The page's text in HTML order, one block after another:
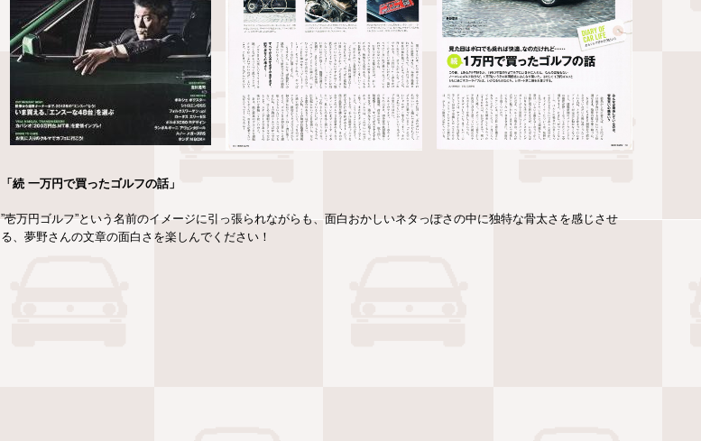
「続 一万円で買ったゴルフの話」
”壱万円ゴルフ”という名前のイメージに引っ張られながらも、面白おかしいネタっぽさの中に独特な骨太さを感じさせ
る、夢野さんの文章の面白さを楽しんでください！